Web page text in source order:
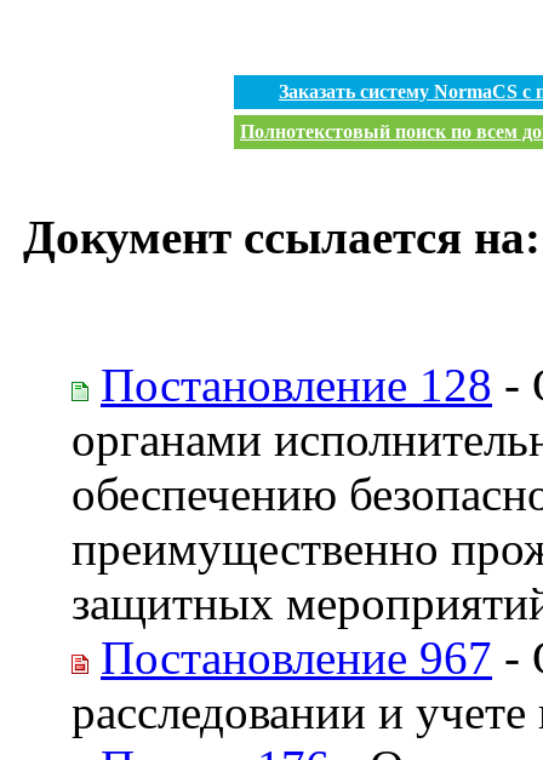
Заказать систему NormaCS
Полнотекстовый поиск по всем
Документ ссылается на:
Постановление 128 -
органами
обеспечению
преимущественно
защитных
Постановление 967 -
расследовании и